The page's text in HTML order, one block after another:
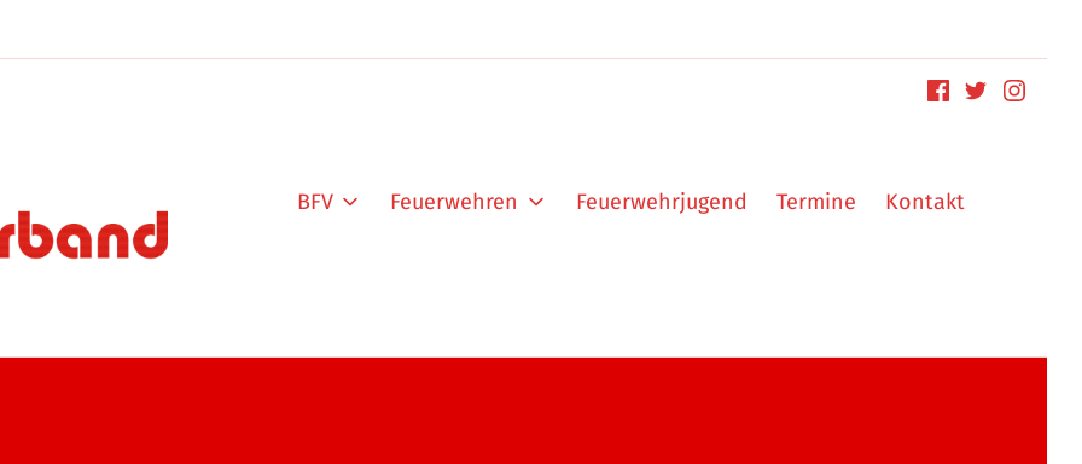
BFV Feuerwehren Feuerwehrjugend Termine Kontakt